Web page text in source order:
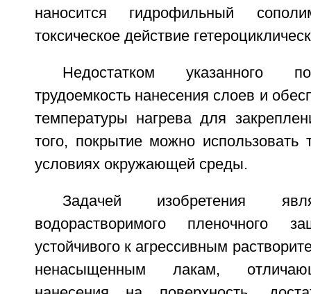
наносится гидрофильный
токсическое действие
Недостатком указанного
трудоемкость нанесения слоев и
температуры нагрева для
того, покрытие можно использовать
условиях окружающей среды.
Задачей изобретения
водорастворимого пленочного
устойчивого к агрессивным
ненасыщенным лакам,